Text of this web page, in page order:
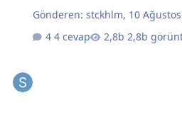
Gönderen:stckhlm, 10
4 cevap
2,8b